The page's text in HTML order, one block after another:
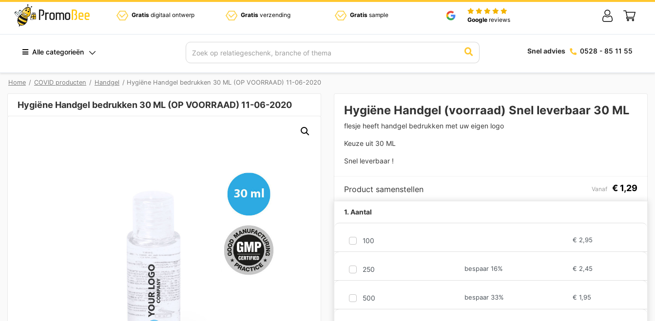
Gratis digitaal ontwerp Gratis verzending Gratis sample
Google reviews
Alle categorieën Zoek Snel advies 0528 - 85 11 55
Home / COVID producten / Handgel / Hygiëne Handgel bedrukken 30 ML (OP VOORRAAD) 11-06-2020
Hygiëne Handgel bedrukken 30 ML (OP VOORRAAD) 11-06-2020 Hygiëne Handgel (voorraad) Snel leverbaar 30 ML
flesje heeft handgel bedrukken met uw eigen logo
Keuze uit 30 ML
Snel leverbaar !
Product samenstellen Vanaf € 1,29
1. Aantal
100 € 2,95
250 bespaar 16% € 2,45
500 bespaar 33% € 1,95